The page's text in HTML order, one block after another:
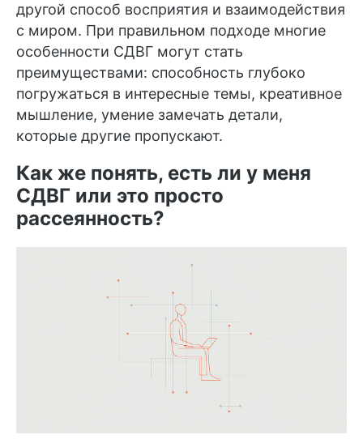
другой способ восприятия и взаимодействия
с миром. При правильном подходе многие
особенности СДВГ могут стать
преимуществами: способность глубоко
погружаться в интересные темы, креативное
мышление, умение замечать детали,
которые другие пропускают.
Как же понять, есть ли у меня
СДВГ или это просто
рассеянность?